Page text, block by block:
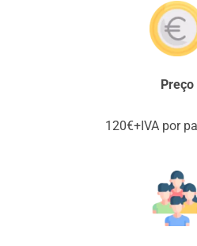
Preço
120€+IVA por